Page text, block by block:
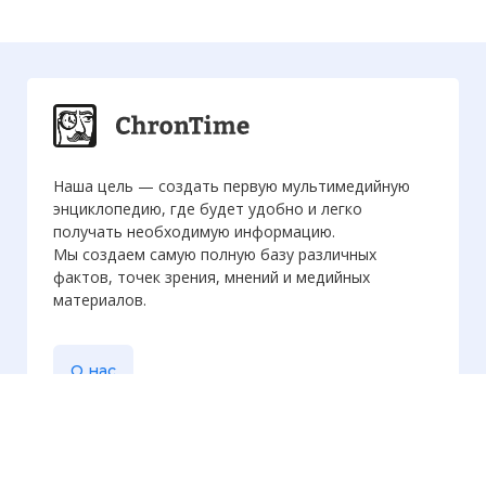
Наша цель — создать первую мультимедийную
энциклопедию, где будет удобно и легко
получать необходимую информацию.
Мы создаем самую полную базу различных
фактов, точек зрения, мнений и медийных
материалов.
О нас